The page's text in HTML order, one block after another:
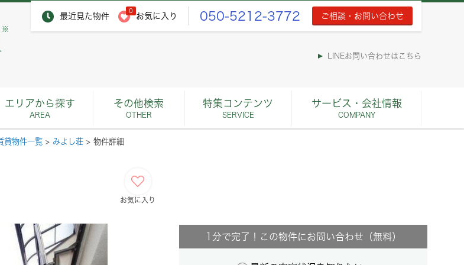
最近見た物件
0
お気に入り 050-5212-3772 ご相談・お問い合わせ
※
LINEお問い合わせはこちら
エリアから探す
AREA
その他検索
OTHER
特集コンテンツ
SERVICE
サービス・会社情報
COMPANY
貸物件一覧 > みよし荘 > 物件詳細
お気に入り
1分で完了！この物件にお問い合わせ（無料）